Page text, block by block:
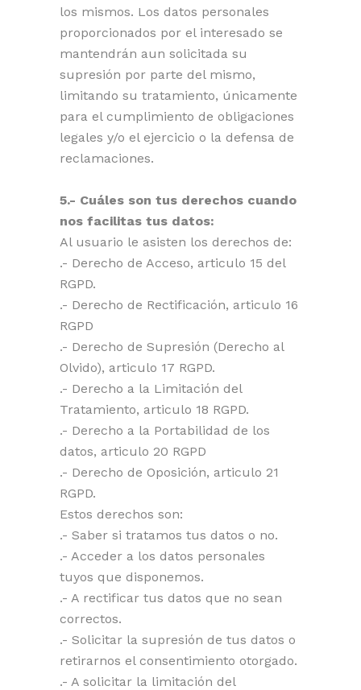
los mismos. Los datos personales
proporcionados por el interesado se
mantendrán aun solicitada su
supresión por parte del mismo,
limitando su tratamiento, únicamente
para el cumplimiento de obligaciones
legales y/o el ejercicio o la defensa de
reclamaciones.
5.- Cuáles son tus derechos cuando
nos facilitas tus datos:
Al usuario le asisten los derechos de:
.- Derecho de Acceso, articulo 15 del
RGPD.
.- Derecho de Rectificación, articulo 16
RGPD
.- Derecho de Supresión (Derecho al
Olvido), articulo 17 RGPD.
.- Derecho a la Limitación del
Tratamiento, articulo 18 RGPD.
.- Derecho a la Portabilidad de los
datos, articulo 20 RGPD
.- Derecho de Oposición, articulo 21
RGPD.
Estos derechos son:
.- Saber si tratamos tus datos o no.
.- Acceder a los datos personales
tuyos que disponemos.
.- A rectificar tus datos que no sean
correctos.
.- Solicitar la supresión de tus datos o
retirarnos el consentimiento otorgado.
.- A solicitar la limitación del